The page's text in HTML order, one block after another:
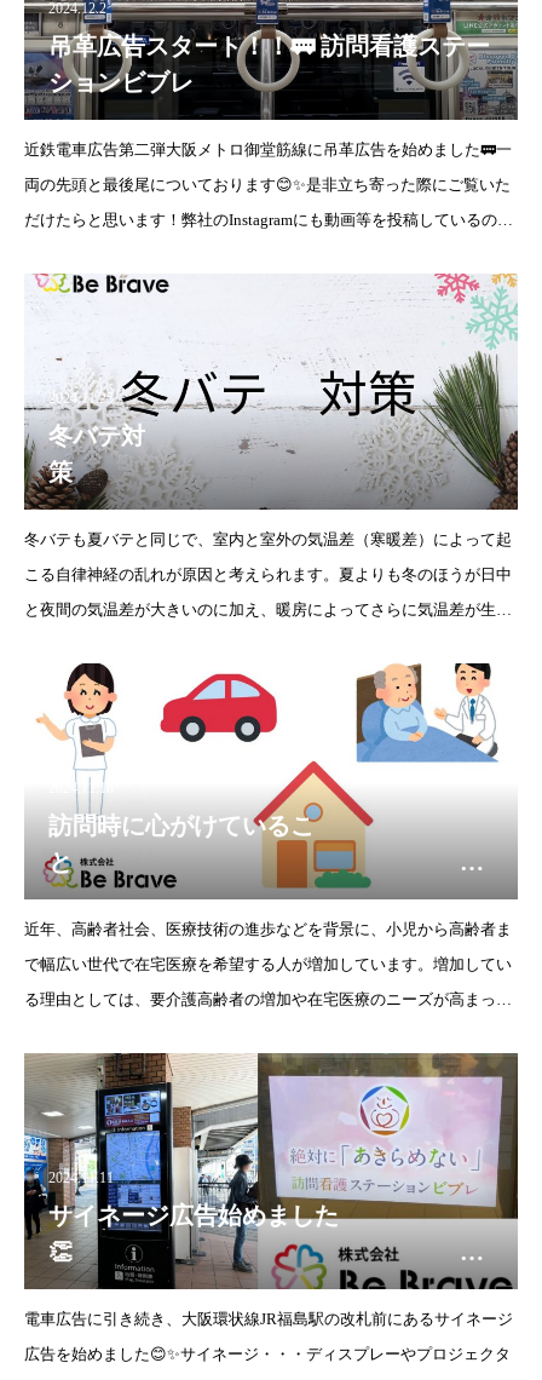
2024.12.2
吊革広告スタート！！🚃 訪問看護ステー
ションビブレ
近鉄電車広告第二弾大阪メトロ御堂筋線に吊革広告を始めました🚃一
両の先頭と最後尾についております😊✨是非立ち寄った際にご覧いた
だけたらと思います！弊社のInstagramにも動画等を投稿しているので
2024.11.25
冬バテ対
訪問看護ステーションビブレ
冬バテも夏バテと同じで、室内と室外の気温差（寒暖差）によって起
こる自律神経の乱れが原因と考えられます。夏よりも冬のほうが日中
と夜間の気温差が大きいのに加え、暖房によってさらに気温差が生じ
や人間関係のストレス、生活習
2024.11.18
訪問時に心がけているこ
と 訪
問看護ステーションビブレ
近年、高齢者社会、医療技術の進歩などを背景に、小児から高齢者ま
で幅広い世代で在宅医療を希望する人が増加しています。増加してい
る理由としては、要介護高齢者の増加や在宅医療のニーズが高まって
したい」と回答した人が6
2024.11.11
サイネージ広告始めました
👏 訪
問看護ステーションビブレ
電車広告に引き続き、大阪環状線JR福島駅の改札前にあるサイネージ
広告を始めました😊✨サイネージ・・・ディスプレーやプロジェクタ